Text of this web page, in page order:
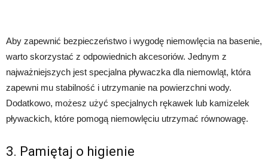
Aby zapewnić bezpieczeństwo i wygodę niemowlęcia na basenie,
warto skorzystać z odpowiednich akcesoriów. Jednym z
najważniejszych jest specjalna pływaczka dla niemowląt, która
zapewni mu stabilność i utrzymanie na powierzchni wody.
Dodatkowo, możesz użyć specjalnych rękawek lub kamizelek
pływackich, które pomogą niemowlęciu utrzymać równowagę.
3. Pamiętaj o higienie